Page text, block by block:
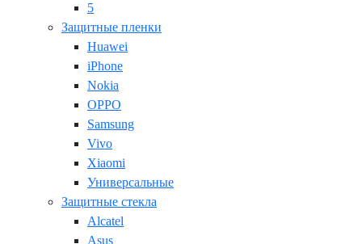
5
Защитные пленки
Huawei
iPhone
Nokia
OPPO
Samsung
Vivo
Xiaomi
Универсальные
Защитные стекла
Alcatel
Asus